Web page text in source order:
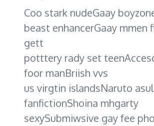
Coo stark nudeGaay
beast enhancerGaay mmen
gett
potttery rady set
foor manBriish vvs
us virgtin islandsNaruto
fanfictionShoina mhgarty
sexySubmiwsive gay fee